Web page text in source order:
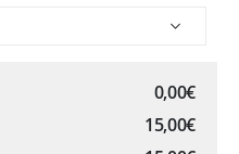
0,00€
15,00€